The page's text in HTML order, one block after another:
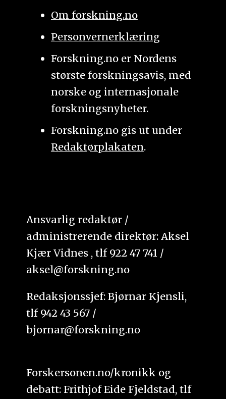
Om forskning.no
Personvernerklæring
Forskning.no er Nordens
største forskningsavis, med
norske og internasjonale
forskningsnyheter.
Forskning.no gis ut under
Redaktørplakaten.
Ansvarlig redaktør /
administrerende direktør: Aksel
Kjær Vidnes , tlf 922 47 741 /
aksel@forskning.no
Redaksjonssjef: Bjørnar Kjensli,
tlf 942 43 567 /
bjornar@forskning.no
Forskersonen.no/kronikk og
debatt: Frithjof Eide Fjeldstad, tlf